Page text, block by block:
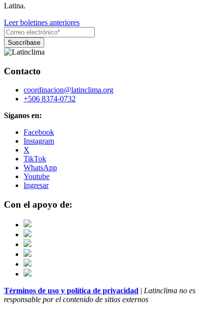
Latina.
Leer boletines anteriores
Contacto
coordinacion@latinclima.org
+506 8374-0732
Síganos en:
Facebook
Instagram
X
TikTok
WhatsApp
Youtube
Ingresar
Con el apoyo de:
Términos de uso y política de privacidad | Latinclima no es
responsable por el contenido de sitios externos